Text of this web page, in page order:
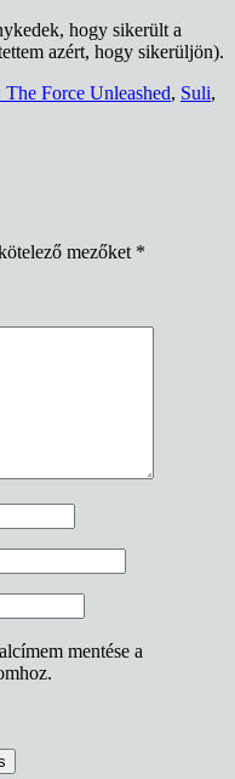
hogy sikerült a
azért, hogy sikerüljön).
The Force Unleashed, Suli,
mezőket *
mentése a